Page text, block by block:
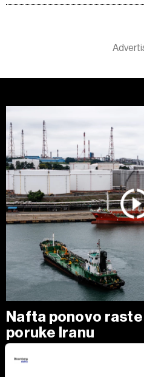
Nafta ponovo
poruke Iranu
poslednjih nedelju dana,
Trump izjavio da je Teheranu